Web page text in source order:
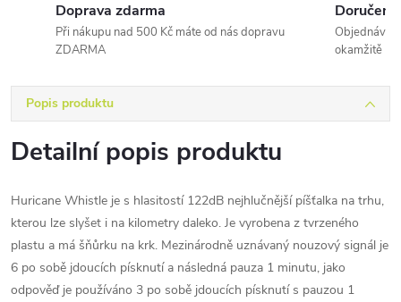
Doprava zdarma
Při nákupu nad 500 Kč máte od nás dopravu
ZDARMA
Doručení
okamžitě
Popis produktu
Detailní popis produktu
Huricane Whistle je s hlasitostí 122dB nejhlučnější píšťalka na trhu,
kterou lze slyšet i na kilometry daleko. Je vyrobena z tvrzeného
plastu a má šňůrku na krk. Mezinárodně uznávaný nouzový signál je
6 po sobě jdoucích písknutí a následná pauza 1 minutu, jako
odpověď je používáno 3 po sobě jdoucích písknutí s pauzou 1